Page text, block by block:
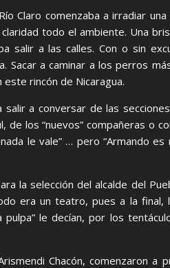
Claro comenzaba a irradiar
todo el ambiente. Una
salir a las calles. Con o sin
Sacar a caminar a los perros
rincón de Nicaragua.
salir a conversar de las
los “nuevos” compañeras o
le vale” … pero “Armando
la selección del alcalde del
era un teatro, pues a la
pulpa” le decían, por los
Chacón, comenzaron